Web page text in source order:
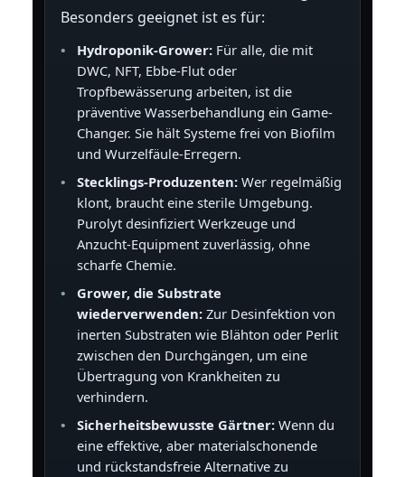
Besonders geeignet ist es für:
Hydroponik-Grower:Für alle, die mit
DWC, NFT, Ebbe-Flut oder
Tropfbewässerung arbeiten, ist die
präventive Wasserbehandlung ein Game-
Changer. Sie hält Systeme frei von Biofilm
und Wurzelfäule-Erregern.
Stecklings-Produzenten:Wer regelmäßig
klont, braucht eine sterile Umgebung.
Purolyt desinfiziert Werkzeuge und
Anzucht-Equipment zuverlässig, ohne
scharfe Chemie.
Grower, die Substrate
wiederverwenden:Zur Desinfektion von
inerten Substraten wie Blähton oder Perlit
zwischen den Durchgängen, um eine
Übertragung von Krankheiten zu
verhindern.
Sicherheitsbewusste Gärtner:Wenn du
eine effektive, aber materialschonende
und rückstandsfreie Alternative zu